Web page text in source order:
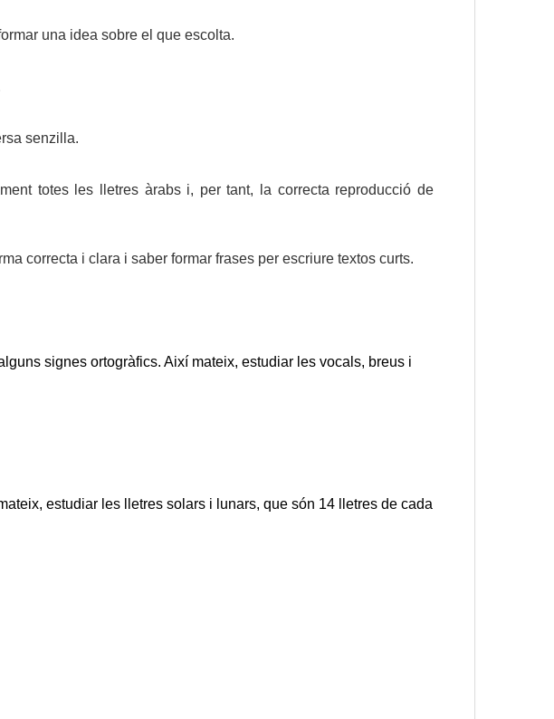
una idea sobre el que escolta.
senzilla.
totes les lletres àrabs i, per tant, la correcta reproducció de
correcta i clara i saber formar frases per escriure textos curts.
signes ortogràfics. Així mateix, estudiar les vocals, breus i
estudiar les lletres solars i lunars, que són 14 lletres de cada